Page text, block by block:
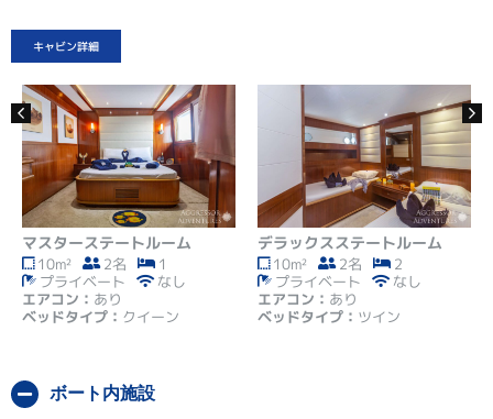
キャビン詳細
マスターステートルーム
10m² 2名
1
プライベート
なし
エアコン： あり
ベッドタイプ： クイーン
デラックスステートルーム
10m² 2名
2
プライベート
なし
エアコン： あり
ベッドタイプ： ツイン
ボート内施設